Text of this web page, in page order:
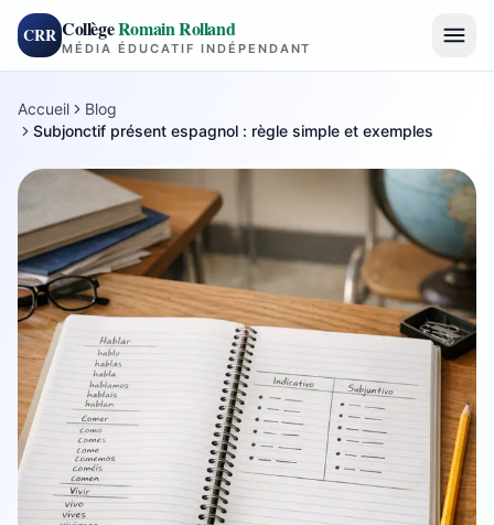
CRR CollègeRomain Rolland
MÉDIA ÉDUCATIF INDÉPENDANT
Accueil
Blog
Subjonctif présent espagnol : règle simple et exemples